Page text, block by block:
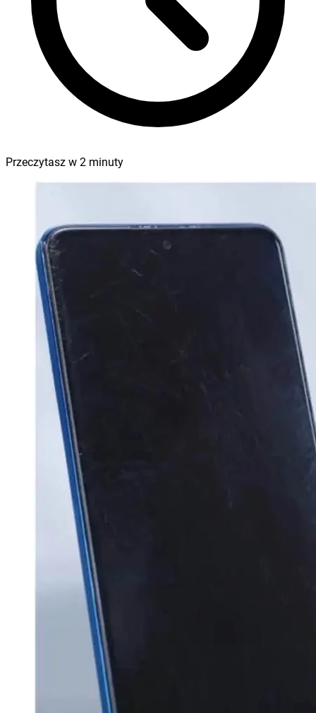
Przeczytasz w 2 minuty